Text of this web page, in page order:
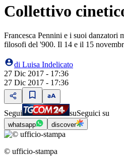
Collettivo
Francesca Pennini e i suoi
filosofi del '900. Il 14 e il 15
di Luisa Indelicato
27 Dic 2017 - 17:36
27 Dic 2017 - 17:36
Segui suSeguici su
whatsapp discover
© ufficio-stampa